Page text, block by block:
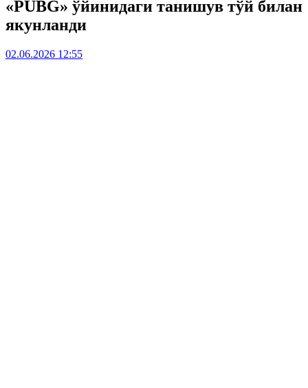
«PUBG» ўйинидаги танишув тўй билан
якунланди
02.06.2026 12:55